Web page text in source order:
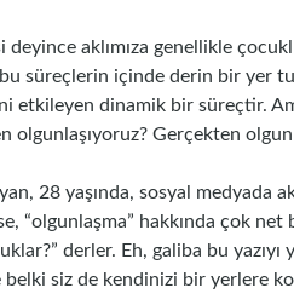
aklımıza genellikle
süreçlerin içinde derin bir yer
etkileyen dinamik bir süreçtir.
olgunlaşıyoruz? Gerçekten
28 yaşında, sosyal
“olgunlaşma” hakkında çok
derler. Eh, galiba bu
belki siz de kendinizi bir yerlere